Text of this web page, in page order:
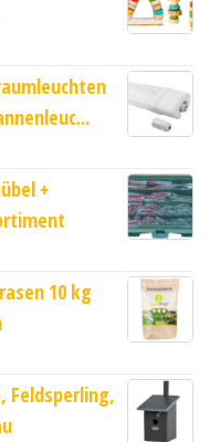
+
10 kg
Feldsperling,